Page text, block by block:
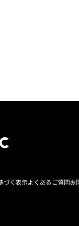
づく表示よくあるご質問お